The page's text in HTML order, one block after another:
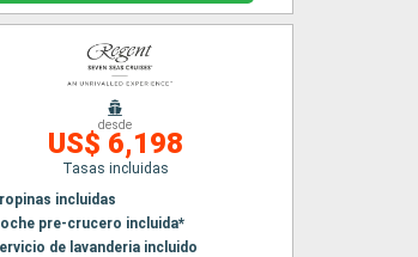
desde
US$ 6,198
Tasas incluidas
incluidas
pre-crucero incluida*
de lavanderia incluido